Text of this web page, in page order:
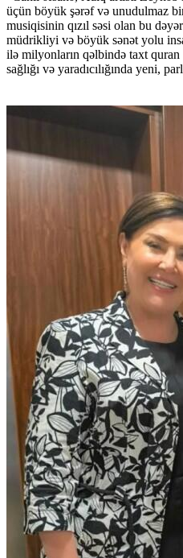
üçün böyük şərəf və unudulmaz
musiqisinin qızıl səsi olan bu
müdrikliyi və böyük sənət yolu
ilə milyonların qəlbində taxt
sağlığı və yaradıcılığında yeni,